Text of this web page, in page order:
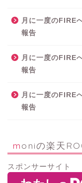
月に一度のFIRE
報告
月に一度のFIRE
報告
月に一度のFIRE
報告
moniの楽天
スポンサーサイト